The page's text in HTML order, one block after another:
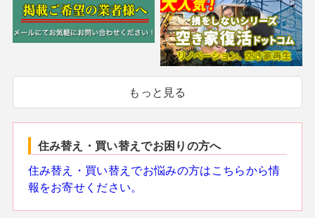
もっと見る
住み替え・買い替えでお困りの方へ
住み替え・買い替えでお悩みの方はこちらから情
報をお寄せください。